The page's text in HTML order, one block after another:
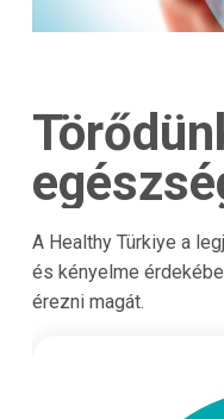
A Healthy Türkiye a
és kényelme
érezni magát.